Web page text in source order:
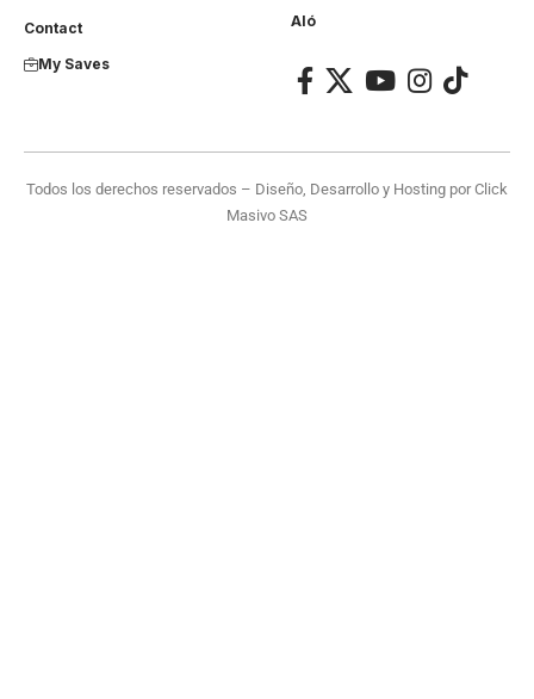
Contact
My Saves
Aló
Todos los derechos reservados – Diseño, Desarrollo y Hosting porClick
Masivo SAS